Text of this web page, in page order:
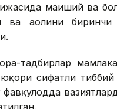
маиший ва
ва аҳолини
тадбирлар
сифатли
фавқулодда